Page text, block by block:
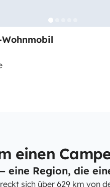
einen
eine Region, die
sich über 629 km von